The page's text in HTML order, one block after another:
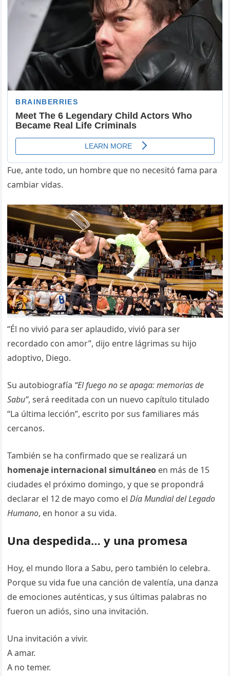
Fue, ante todo, un hombre que no necesitó fama para
cambiar vidas.
“Él no vivió para ser aplaudido, vivió para ser
recordado con amor”, dijo entre lágrimas su hijo
adoptivo, Diego.
Su autobiografía “El fuego no se apaga: memorias de
Sabu”, será reeditada con un nuevo capítulo titulado
“La última lección”, escrito por sus familiares más
cercanos.
También se ha confirmado que se realizará un
homenaje internacional simultáneo en más de 15
ciudades el próximo domingo, y que se propondrá
declarar el 12 de mayo como elDía Mundial del Legado
Humano, en honor a su vida.
Una despedida… y una promesa
Hoy, el mundo llora a Sabu, pero también lo celebra.
Porque su vida fue una canción de valentía, una danza
de emociones auténticas, y sus últimas palabras no
fueron un adiós, sino una invitación.
Una invitación a vivir.
A amar.
A no temer.